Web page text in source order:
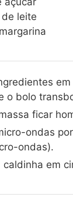
leite
o bolo
ficar
ondas
ondas).
caldinha em